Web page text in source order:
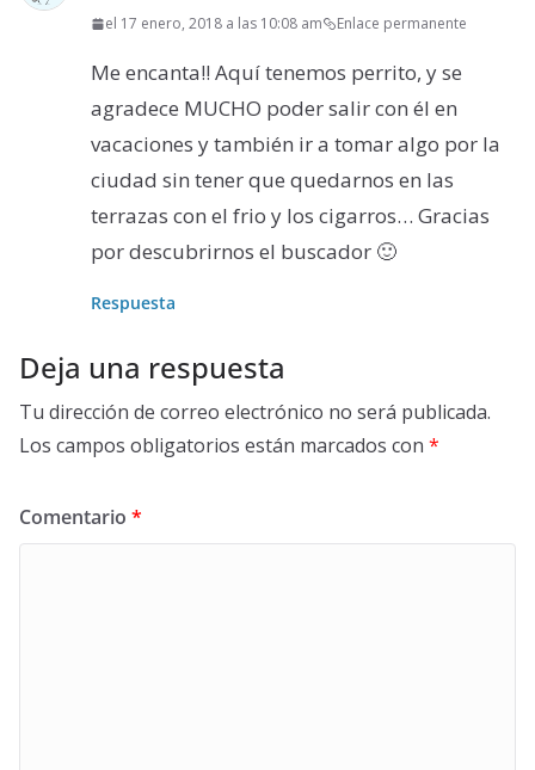
el 17 enero, 2018 a las 10:08 am Enlace permanente
Me encanta!! Aquí tenemos perrito, y se
agradece MUCHO poder salir con él en
vacaciones y también ir a tomar algo por la
ciudad sin tener que quedarnos en las
terrazas con el frio y los cigarros… Gracias
por descubrirnos el buscador 🙂
Respuesta
Deja una respuesta
Tu dirección de correo electrónico no será publicada.
Los campos obligatorios están marcados con *
Comentario *